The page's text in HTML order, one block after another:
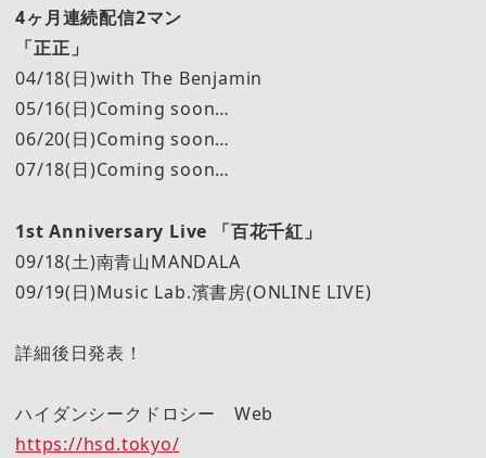
4ヶ月連続配信2マン
「正正」
04/18(日)with The Benjamin
05/16(日)Coming soon…
06/20(日)Coming soon…
07/18(日)Coming soon…
1st Anniversary Live 「百花千紅」
09/18(土)南青山MANDALA
09/19(日)Music Lab.濱書房(ONLINE LIVE)
詳細後日発表！
ハイダンシークドロシー Web
https://hsd.tokyo/